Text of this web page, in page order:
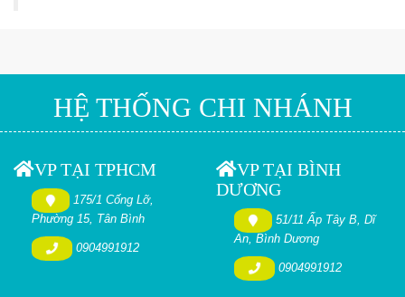
HỆ THỐNG CHI NHÁNH
VP TẠI TPHCM
175/1 Cống Lỡ,
Phường 15, Tân Bình
0904991912
VP TẠI BÌNH
DƯƠNG
51/11 Ấp Tây B, Dĩ
An, Bình Dương
0904991912